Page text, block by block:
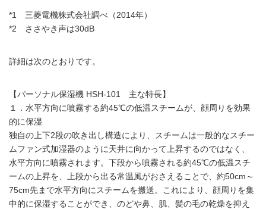
*1 三菱電機株式会社調べ（2014年）
*2 ささやき声は30dB
詳細は次のとおりです。
【パーソナル保湿機 HSH-101 主な特長】
１．水平方向に噴霧する約45℃の低温スチームが、顔周りを効果
的に保湿
独自の上下2段の吹き出し構造により、スチームは一般的なスチー
ムファン式加湿器のように天井に向かって上昇するのではなく、
水平方向に噴霧されます。下段から噴霧される約45℃の低温スチ
ームの上昇を、上段から出る常温風がおさえることで、約50cm～
75cm先まで水平方向にスチームを搬送。これにより、顔周りを集
中的に保湿することができ、のどや鼻、肌、髪の毛の乾燥を抑え